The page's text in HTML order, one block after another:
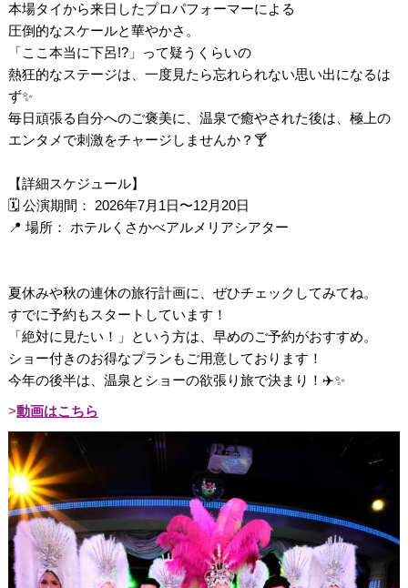
本場タイから来日したプロパフォーマーによる
圧倒的なスケールと華やかさ。
「ここ本当に下呂!?」って疑うくらいの
熱狂的なステージは、一度見たら忘れられない思い出になるは
ず✨
毎日頑張る自分へのご褒美に、温泉で癒やされた後は、極上の
エンタメで刺激をチャージしませんか？🍸
【詳細スケジュール】
🗓 公演期間： 2026年7月1日〜12月20日
📍 場所： ホテルくさかべアルメリアシアター
夏休みや秋の連休の旅行計画に、ぜひチェックしてみてね。
すでに予約もスタートしています！
「絶対に見たい！」という方は、早めのご予約がおすすめ。
ショー付きのお得なプランもご用意しております！
今年の後半は、温泉とショーの欲張り旅で決まり！✈️✨
動画はこちら